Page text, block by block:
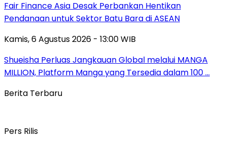
Fair Finance Asia Desak Perbankan Hentikan
Pendanaan untuk Sektor Batu Bara di ASEAN
Kamis, 6 Agustus 2026 - 13:00 WIB
Shueisha Perluas Jangkauan Global melalui MANGA
MILLION, Platform Manga yang Tersedia dalam 100 …
Berita Terbaru
Pers Rilis